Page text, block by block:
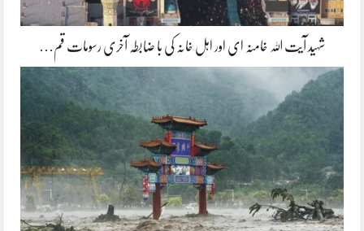
شہید آیت اللہ خامنہ ای اور اہل خانہ کی با ضابطہ آخری رسومات قم…